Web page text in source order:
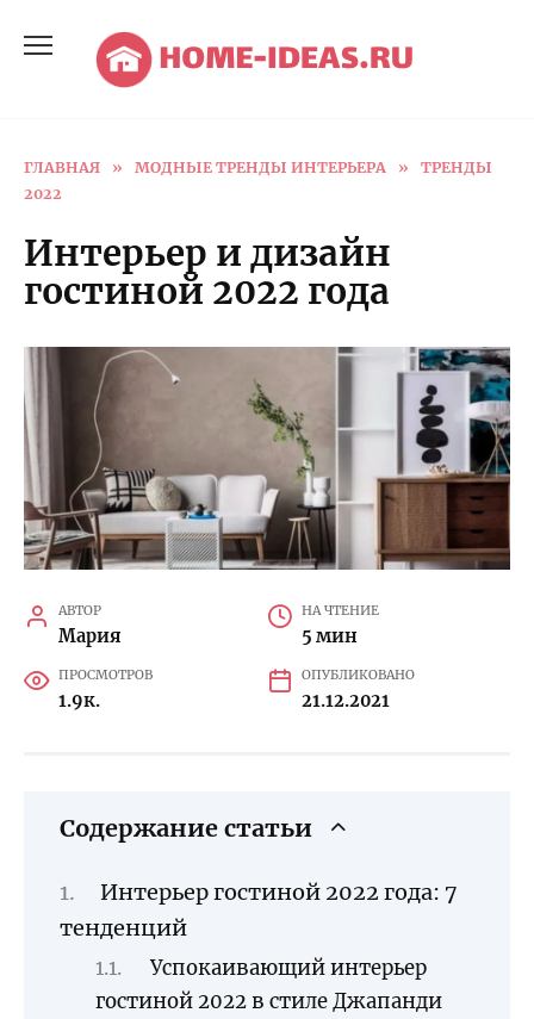
содержанию
ГЛАВНАЯ » МОДНЫЕ ТРЕНДЫ ИНТЕРЬЕРА »
ТРЕНДЫ
2022
Интерьер и дизайн
гостиной 2022 года
АВТОР
Мария
НА ЧТЕНИЕ
5 мин
ПРОСМОТРОВ
1.9к.
ОПУБЛИКОВАНО
21.12.2021
Содержание статьи
Интерьер гостиной 2022 года: 7
тенденций
Успокаивающий интерьер
гостиной 2022 в стиле Джапанди